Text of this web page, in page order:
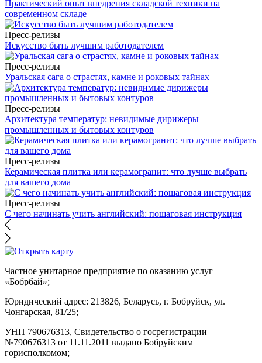
Практический опыт внедрения складской техники на
современном складе
Пресс-релизы
Искусство быть лучшим работодателем
Пресс-релизы
Уральская сага о страстях, камне и роковых тайнах
Пресс-релизы
Архитектура температур: невидимые дирижеры
промышленных и бытовых контуров
Пресс-релизы
Керамическая плитка или керамогранит: что лучше выбрать
для вашего дома
Пресс-релизы
С чего начинать учить английский: пошаговая инструкция
Частное унитарное предприятие по оказанию услуг
«Бобрбай»;
Юридический адрес: 213826, Беларусь, г. Бобруйск, ул.
Чонгарская, 81/25;
УНП 790676313, Свидетельство о госрегистрации
№790676313 от 11.11.2011 выдано Бобруйским
горисполкомом;